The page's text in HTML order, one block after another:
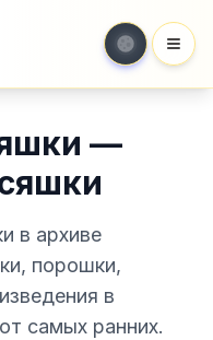
—
в архиве
порошки,
в
самых ранних.